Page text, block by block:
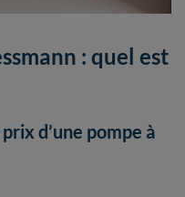
: quel est
d’une pompe à